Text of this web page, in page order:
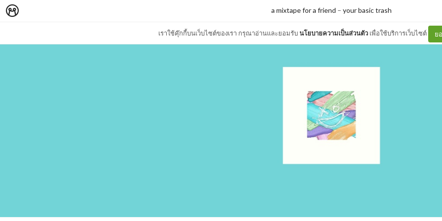
เราใช้คุ๊กกี้บนเว็บไซต์ของเรา กรุณาอ่านและยอมรับนโยบายความเป็นส่วนตัว เพื่อใช้บริการเว็บไซต์ ย
a mixtape for a friend – your basic trash